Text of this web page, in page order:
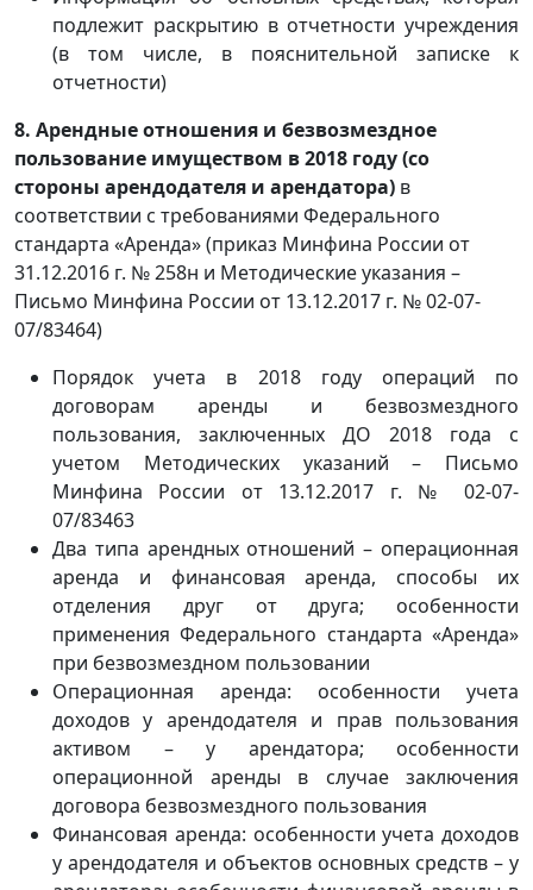
подлежит раскрытию в отчетности учреждения
(в том числе, в пояснительной записке к
отчетности)
8. Арендные отношения и безвозмездное
пользование имуществом в 2018 году (со
стороны арендодателя и арендатора) в
соответствии с требованиями Федерального
стандарта «Аренда» (приказ Минфина России от
31.12.2016 г. № 258н и Методические указания –
Письмо Минфина России от 13.12.2017 г. № 02-07-
07/83464)
Порядок учета в 2018 году операций по
договорам аренды и безвозмездного
пользования, заключенных ДО 2018 года с
учетом Методических указаний – Письмо
Минфина России от 13.12.2017 г. № 02-07-
07/83463
Два типа арендных отношений – операционная
аренда и финансовая аренда, способы их
отделения друг от друга; особенности
применения Федерального стандарта «Аренда»
при безвозмездном пользовании
Операционная аренда: особенности учета
доходов у арендодателя и прав пользования
активом – у арендатора; особенности
операционной аренды в случае заключения
договора безвозмездного пользования
Финансовая аренда: особенности учета доходов
у арендодателя и объектов основных средств – у